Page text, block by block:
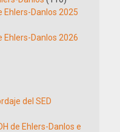
Ehlers-Danlos 2025
Ehlers-Danlos 2026
del SED
de Ehlers-Danlos e